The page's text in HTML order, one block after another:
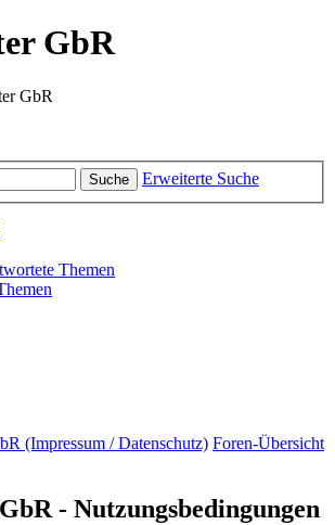
GbR
GbR
Suche Erweiterte Suche
Themen
(Impressum / Datenschutz) Foren-Übersicht
- Nutzungsbedingungen